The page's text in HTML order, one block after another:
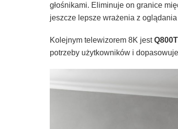
głośnikami. Eliminuje on granice
jeszcze lepsze wrażenia z
Kolejnym telewizorem 8K jestQ800T
potrzeby użytkowników i